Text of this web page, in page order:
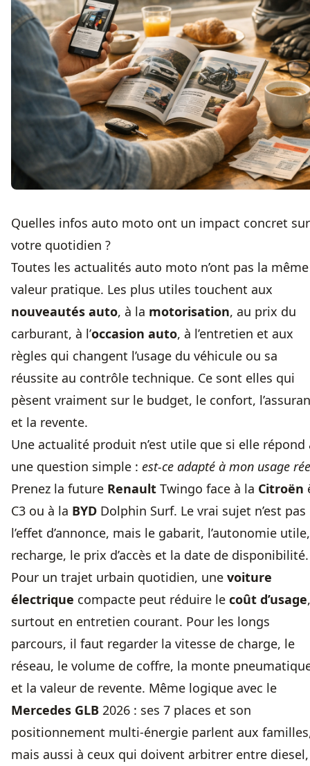
Quelles infos auto moto ont un impact concret sur
votre quotidien ?
Toutes les actualités auto moto n’ont pas la même
valeur pratique. Les plus utiles touchent aux
nouveautés auto, à la motorisation, au prix du
carburant, à l’occasion auto, à l’entretien et aux
règles qui changent l’usage du véhicule ou sa
réussite au contrôle technique. Ce sont elles qui
pèsent vraiment sur le budget, le confort,
et la revente.
Une actualité produit n’est utile que si elle répond
une question simple : est-ce adapté à mon usage
Prenez la future Renault Twingo face à la Citroën
C3 ou à la BYD Dolphin Surf. Le vrai sujet n’est pas
l’effet d’annonce, mais le gabarit, l’autonomie
recharge, le prix d’accès et la date de disponibilité.
Pour un trajet urbain quotidien, une voiture
électrique compacte peut réduire le coût d’usage,
surtout en entretien courant. Pour les longs
parcours, il faut regarder la vitesse de charge, le
réseau, le volume de coffre, la monte
et la valeur de revente. Même logique avec le
Mercedes GLB 2026 : ses 7 places et son
positionnement multi-énergie parlent aux
mais aussi à ceux qui doivent arbitrer entre diesel,